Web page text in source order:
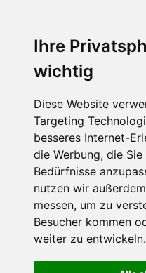
Ihre
wichtig
Diese Website
Targeting
besseres Internet-
die Werbung, die
Bedürfnisse
nutzen wir
messen, um zu
Besucher kommen
weiter zu entwickeln.